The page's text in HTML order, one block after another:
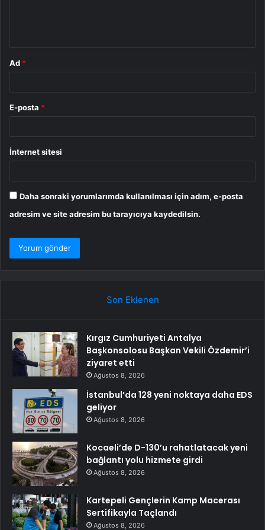
Ad *
E-posta *
İnternet sitesi
Daha sonraki yorumlarımda kullanılması için adım, e-posta
adresim ve site adresim bu tarayıcıya kaydedilsin.
Son Eklenen
Kırgız Cumhuriyeti Antalya
Başkonsolosu Başkan Vekili Özdemir’i
ziyaret etti
Ağustos 8, 2026
İstanbul’da 128 yeni noktaya daha EDS
geliyor
Ağustos 8, 2026
Kocaeli’de D-130’u rahatlatacak yeni
bağlantı yolu hizmete girdi
Ağustos 8, 2026
Kartepeli Gençlerin Kamp Macerası
Sertifikayla Taçlandı
Ağustos 8, 2026